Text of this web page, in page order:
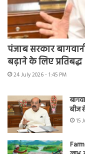
पंजाब सरकार
बढ़ाने के लिए प्रतिबद्ध
24 July 2026 - 1:45 PM
बीज
15